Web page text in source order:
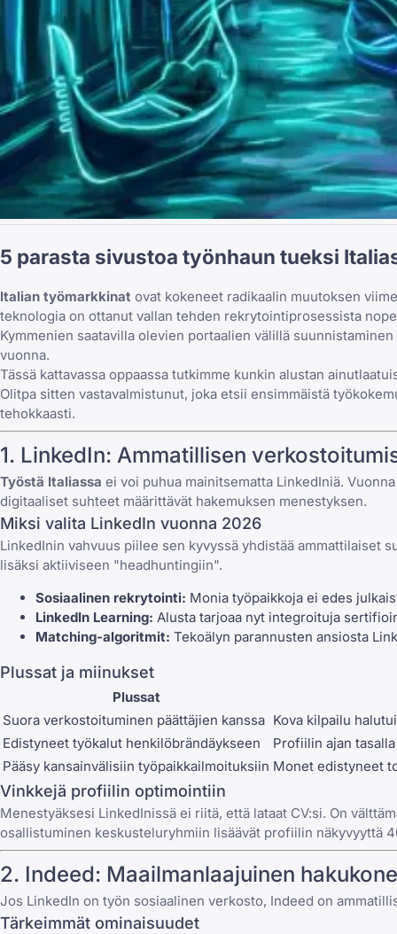
5 parasta sivustoa työnhaun tueksi
Italian työmarkkinat ovat kokeneet radikaalin muutoksen
teknologia on ottanut vallan tehden rekrytointiprosessista
Kymmenien saatavilla olevien portaalien välillä
vuonna.
Tässä kattavassa oppaassa tutkimme kunkin alustan
Olitpa sitten vastavalmistunut, joka etsii ensimmäistä
tehokkaasti.
1. LinkedIn: Ammatillisen
Työstä Italiassa ei voi puhua mainitsematta LinkedIniä.
digitaaliset suhteet määrittävät hakemuksen menestyksen.
Miksi valita LinkedIn vuonna 2026
LinkedInin vahvuus piilee sen kyvyssä yhdistää ammattilaiset
lisäksi aktiiviseen "headhuntingiin".
Sosiaalinen rekrytointi: Monia työpaikkoja ei edes
LinkedIn Learning: Alusta tarjoaa nyt integroituja
Matching-algoritmit: Tekoälyn parannusten ansiosta
Plussat ja miinukset
Plussat
Suora verkostoituminen päättäjien kanssa Kova kilpailu
Edistyneet työkalut henkilöbrändäykseen
Profiilin ajan
Pääsy kansainvälisiin työpaikkailmoituksiin Monet edistyneet
Vinkkejä profiilin optimointiin
Menestyäksesi LinkedInissä ei riitä, että lataat CV:si. On
osallistuminen keskusteluryhmiin lisäävät profiilin näkyvyyttä
2. Indeed: Maailmanlaajuinen hakukone
Jos LinkedIn on työn sosiaalinen verkosto, Indeed on
Tärkeimmät ominaisuudet